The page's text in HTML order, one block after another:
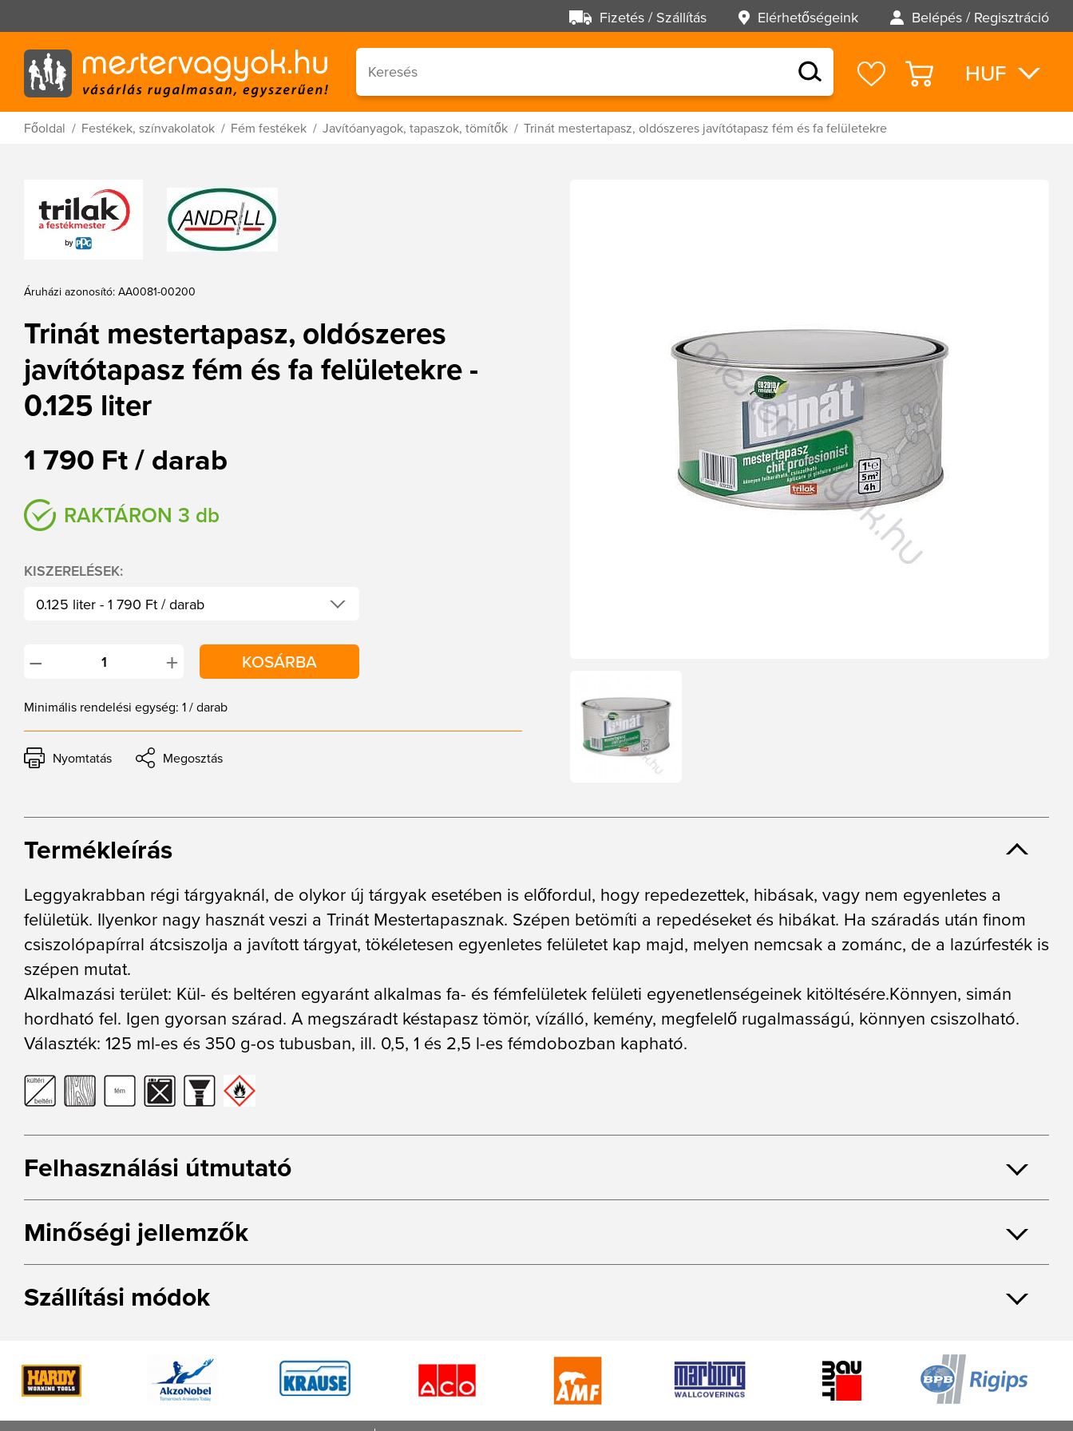
Fizetés / Szállítás Elérhetőségeink Belépés / Regisztráció
HUF
Főoldal Festékek, színvakolatok Fém festékek Javítóanyagok, tapaszok, tömítők Trinát mestertapasz, oldószeres javítótapasz fém és fa felületekre
Áruházi azonosító: AA0081-00200
Trinát mestertapasz, oldószeres
javítótapasz fém és fa felületekre -
0.125 liter
1 790 Ft / darab
RAKTÁRON 3 db
KISZERELÉSEK:
0.125 liter - 1 790 Ft / darab
1 liter - 7 490 Ft / darab
− + KOSÁRBA
Minimális rendelési egység: 1 / darab
Nyomtatás Megosztás
Termékleírás
Leggyakrabban régi tárgyaknál, de olykor új tárgyak esetében is előfordul, hogy repedezettek, hibásak, vagy nem egyenletes a
felületük. Ilyenkor nagy hasznát veszi a Trinát Mestertapasznak. Szépen betömíti a repedéseket és hibákat. Ha száradás után finom
csiszolópapírral átcsiszolja a javított tárgyat, tökéletesen egyenletes felületet kap majd, melyen nemcsak a zománc, de a lazúrfesték is
szépen mutat.
Alkalmazási terület: Kül- és beltéren egyaránt alkalmas fa- és fémfelületek felületi egyenetlenségeinek kitöltésére.Könnyen, simán
hordható fel. Igen gyorsan szárad. A megszáradt késtapasz tömör, vízálló, kemény, megfelelő rugalmasságú, könnyen csiszolható.
Választék: 125 ml-es és 350 g-os tubusban, ill. 0,5, 1 és 2,5 l-es fémdobozban kapható.
Felhasználási útmutató
Minőségi jellemzők
Szállítási módok